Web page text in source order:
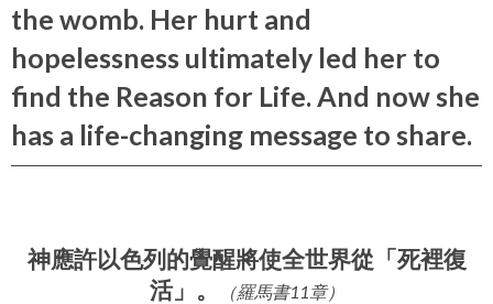
the womb. Her hurt and
hopelessness ultimately led her to
find the Reason for Life. And now she
has a life-changing message to share.
神應許以色列的覺醒將使全世界從「死裡復
活」。
（羅馬書11章）